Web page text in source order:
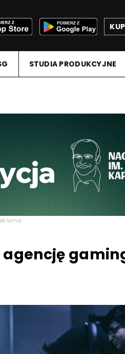
STUDIA PRODUKCYJNE
agencję